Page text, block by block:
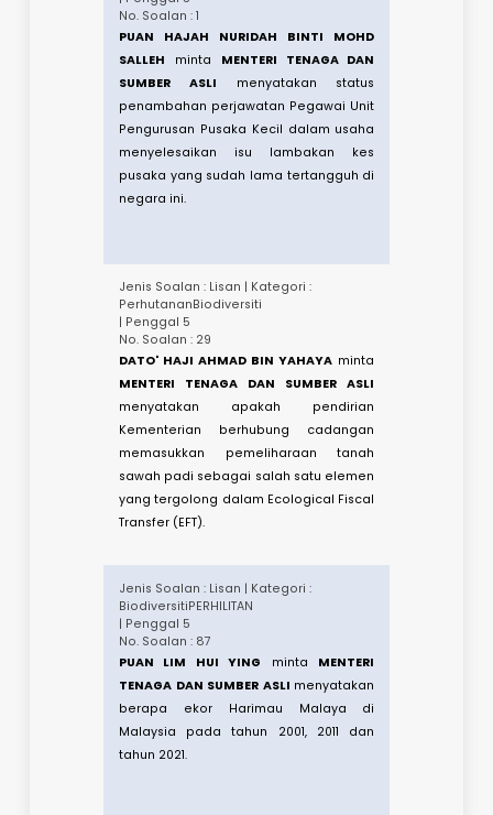
Jenis Soalan : Lisan | Kategori :
Perhutanan
| Penggal 5
No. Soalan : 38
DATUK RAZALI BIN IDRISminta MENTERI
TENAGA DAN SUMBER ASLImenyatakan
berapa jumlah pendapatan Kerajaan
dari tahun 2015 hingga 2021 hasil dari
bayaran permit memasuki hutan
Jenis Soalan : Lisan | Kategori : Tanah
| Penggal 5
No. Soalan : 1
PUAN HAJAH NURIDAH BINTI MOHD
SALLEHmintaMENTERI TENAGA DAN
SUMBER ASLImenyatakan status
penambahan perjawatan Pegawai Unit
Pengurusan Pusaka Kecil dalam usaha
menyelesaikan isu lambakan kes
negara ini. ​
Jenis Soalan : Lisan | Kategori :
PerhutananBiodiversiti
| Penggal 5
No. Soalan : 29
DATO' HAJI AHMAD BIN YAHAYA